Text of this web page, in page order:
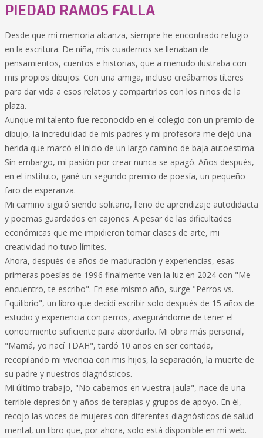
PIEDAD RAMOS FALLA
Desde que mi memoria alcanza, siempre he encontrado refugio
en la escritura. De niña, mis cuadernos se llenaban de
pensamientos, cuentos e historias, que a menudo ilustraba con
mis propios dibujos. Con una amiga, incluso creábamos títeres
para dar vida a esos relatos y compartirlos con los niños de la
plaza.
Aunque mi talento fue reconocido en el colegio con un premio de
dibujo, la incredulidad de mis padres y mi profesora me dejó una
herida que marcó el inicio de un largo camino de baja autoestima.
Sin embargo, mi pasión por crear nunca se apagó. Años después,
en el instituto, gané un segundo premio de poesía, un pequeño
faro de esperanza.
Mi camino siguió siendo solitario, lleno de aprendizaje autodidacta
y poemas guardados en cajones. A pesar de las dificultades
económicas que me impidieron tomar clases de arte, mi
creatividad no tuvo límites.
Ahora, después de años de maduración y experiencias, esas
primeras poesías de 1996 finalmente ven la luz en 2024 con "Me
encuentro, te escribo". En ese mismo año, surge "Perros vs.
Equilibrio", un libro que decidí escribir solo después de 15 años de
estudio y experiencia con perros, asegurándome de tener el
conocimiento suficiente para abordarlo. Mi obra más personal,
"Mamá, yo nací TDAH", tardó 10 años en ser contada,
recopilando mi vivencia con mis hijos, la separación, la muerte de
su padre y nuestros diagnósticos.
Mi último trabajo, "No cabemos en vuestra jaula", nace de una
terrible depresión y años de terapias y grupos de apoyo. En él,
recojo las voces de mujeres con diferentes diagnósticos de salud
mental, un libro que, por ahora, solo está disponible en mi web.